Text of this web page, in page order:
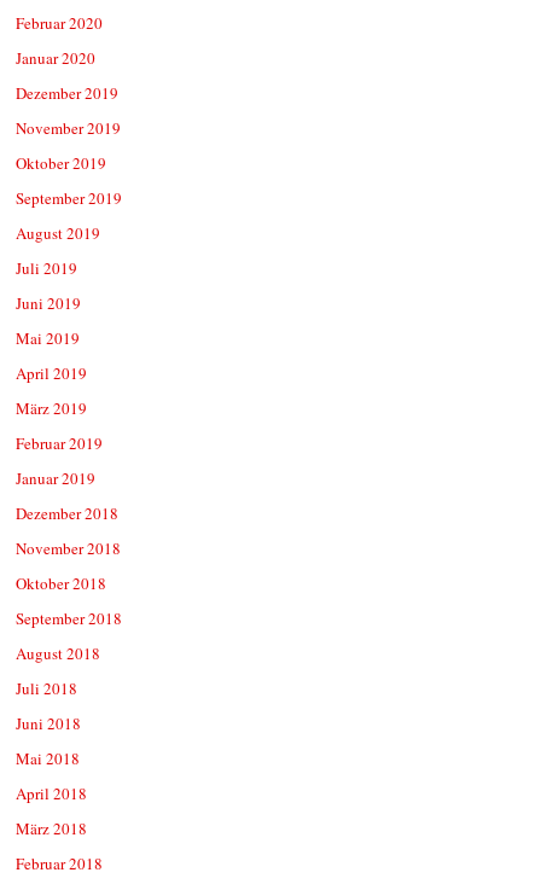
Februar 2020
Januar 2020
Dezember 2019
November 2019
Oktober 2019
September 2019
August 2019
Juli 2019
Juni 2019
Mai 2019
April 2019
März 2019
Februar 2019
Januar 2019
Dezember 2018
November 2018
Oktober 2018
September 2018
August 2018
Juli 2018
Juni 2018
Mai 2018
April 2018
März 2018
Februar 2018